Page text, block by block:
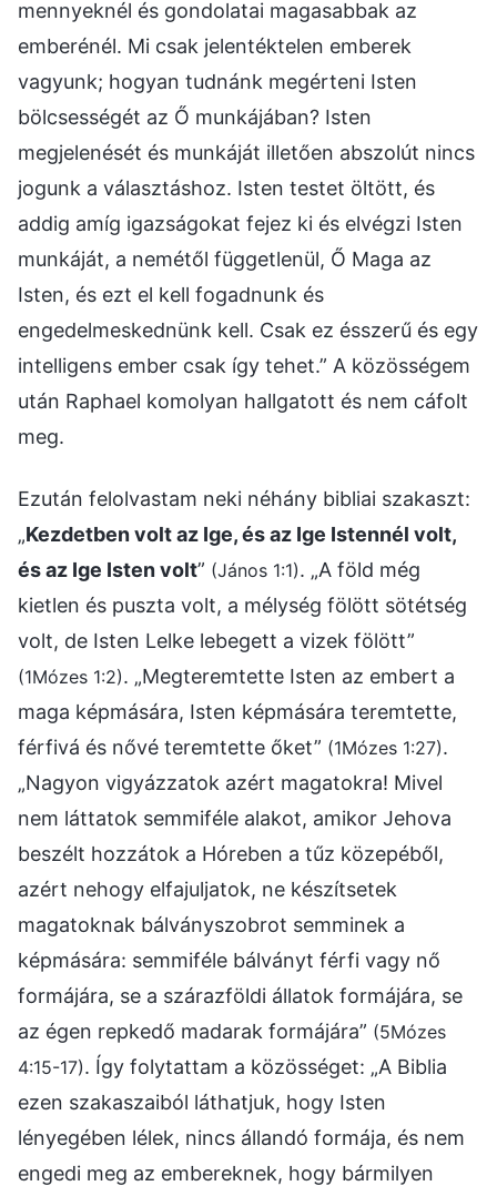
mennyeknél és gondolatai magasabbak az
emberénél. Mi csak jelentéktelen emberek
vagyunk; hogyan tudnánk megérteni Isten
bölcsességét az Ő munkájában? Isten
megjelenését és munkáját illetően abszolút nincs
jogunk a választáshoz. Isten testet öltött, és
addig amíg igazságokat fejez ki és elvégzi Isten
munkáját, a nemétől függetlenül, Ő Maga az
Isten, és ezt el kell fogadnunk és
engedelmeskednünk kell. Csak ez ésszerű és egy
intelligens ember csak így tehet.” A közösségem
után Raphael komolyan hallgatott és nem cáfolt
meg.
Ezután felolvastam neki néhány bibliai szakaszt:
„Kezdetben volt az Ige, és az Ige Istennél volt,
és az Ige Isten volt” (János 1:1). „A föld még
kietlen és puszta volt, a mélység fölött sötétség
volt, de Isten Lelke lebegett a vizek fölött”
(1Mózes 1:2). „Megteremtette Isten az embert a
maga képmására, Isten képmására teremtette,
férfivá és nővé teremtette őket” (1Mózes 1:27).
„Nagyon vigyázzatok azért magatokra! Mivel
nem láttatok semmiféle alakot, amikor Jehova
beszélt hozzátok a Hóreben a tűz közepéből,
azért nehogy elfajuljatok, ne készítsetek
magatoknak bálványszobrot semminek a
képmására: semmiféle bálványt férfi vagy nő
formájára, se a szárazföldi állatok formájára, se
az égen repkedő madarak formájára” (5Mózes
4:15-17). Így folytattam a közösséget: „A Biblia
ezen szakaszaiból láthatjuk, hogy Isten
lényegében lélek, nincs állandó formája, és nem
engedi meg az embereknek, hogy bármilyen